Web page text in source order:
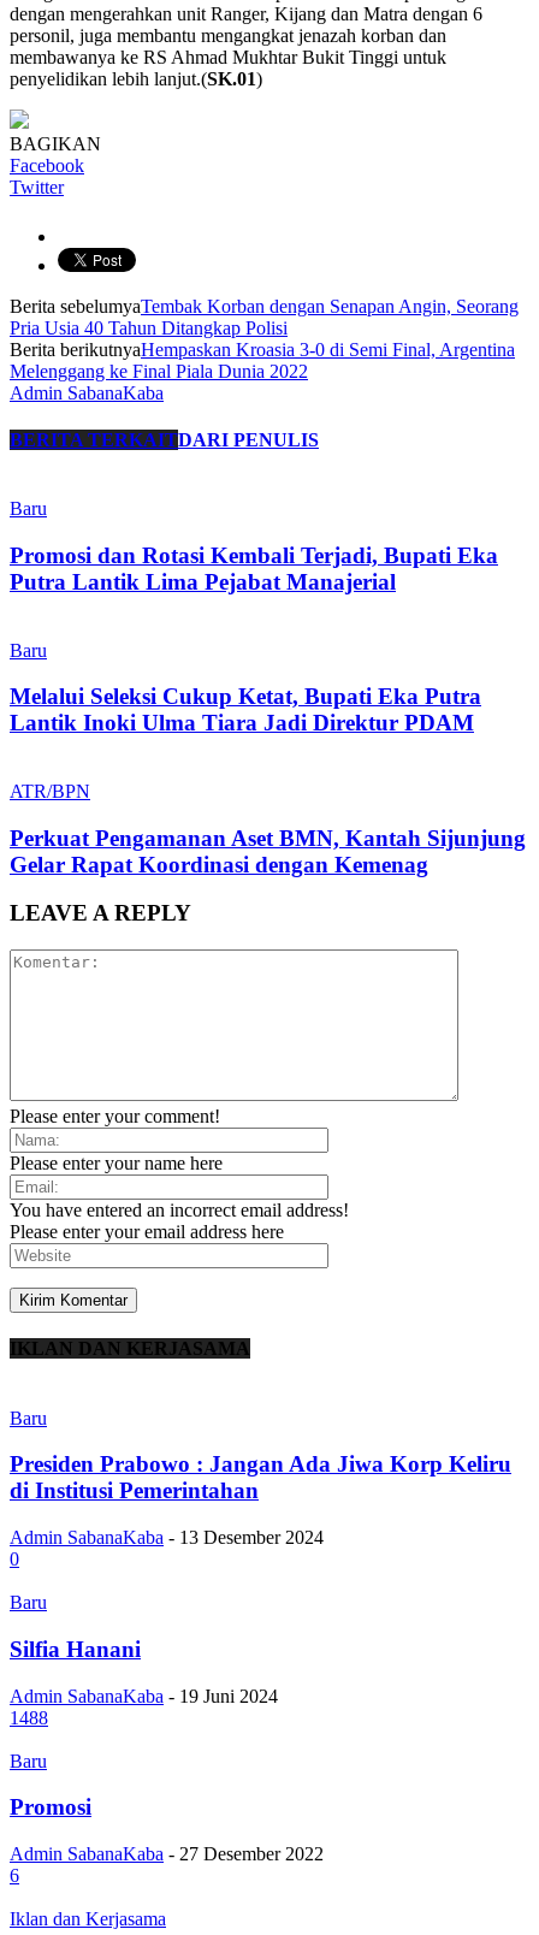
dengan mengerahkan unit Ranger, Kijang dan Matra dengan 6
personil, juga membantu mengangkat jenazah korban dan
membawanya ke RS Ahmad Mukhtar Bukit Tinggi untuk
penyelidikan lebih lanjut.(SK.01)
BAGIKAN
Facebook
Twitter
Berita sebelumyaTembak Korban dengan Senapan Angin, Seorang
Pria Usia 40 Tahun Ditangkap Polisi
Berita berikutnyaHempaskan Kroasia 3-0 di Semi Final, Argentina
Melenggang ke Final Piala Dunia 2022
Admin SabanaKaba
BERITA TERKAITDARI PENULIS
Baru
Promosi dan Rotasi Kembali Terjadi, Bupati Eka
Putra Lantik Lima Pejabat Manajerial
Baru
Melalui Seleksi Cukup Ketat, Bupati Eka Putra
Lantik Inoki Ulma Tiara Jadi Direktur PDAM
ATR/BPN
Perkuat Pengamanan Aset BMN, Kantah Sijunjung
Gelar Rapat Koordinasi dengan Kemenag
LEAVE A REPLY
Please enter your comment!
Please enter your name here
You have entered an incorrect email address!
Please enter your email address here
IKLAN DAN KERJASAMA
Baru
Presiden Prabowo : Jangan Ada Jiwa Korp Keliru
di Institusi Pemerintahan
Admin SabanaKaba - 13 Desember 2024
0
Baru
Silfia Hanani
Admin SabanaKaba - 19 Juni 2024
1488
Baru
Promosi
Admin SabanaKaba - 27 Desember 2022
6
Iklan dan Kerjasama